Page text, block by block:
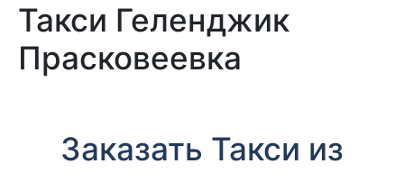
Такси Геленджик
Прасковеевка
Заказать Такси из